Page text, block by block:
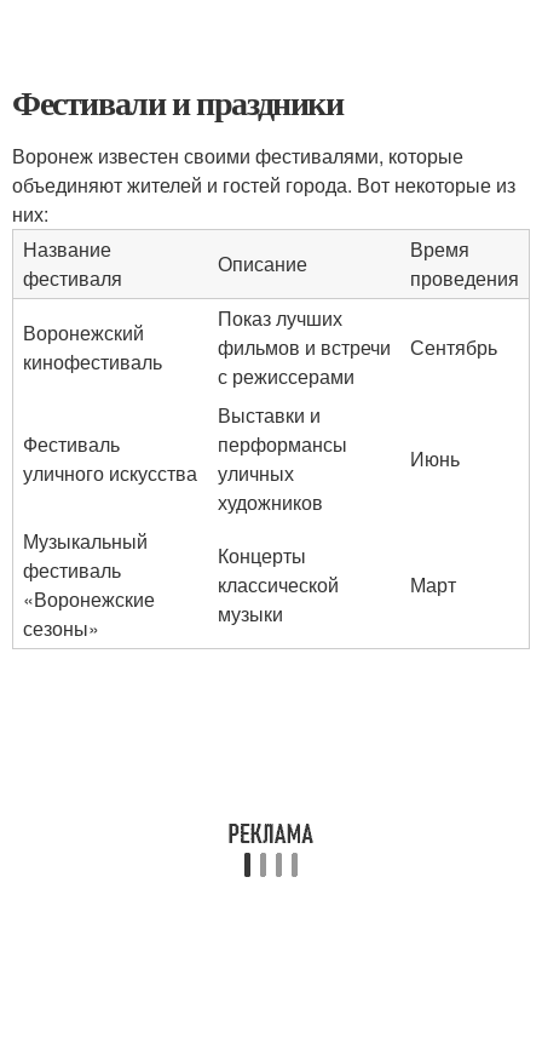
Фестивали и праздники
Воронеж известен своими фестивалями, которые
объединяют жителей и гостей города. Вот некоторые из
них:
Название
фестиваля
Описание
Время
проведения
Воронежский
кинофестиваль
Показ лучших
фильмов и встречи
с режиссерами
Сентябрь
Фестиваль
уличного искусства
Выставки и
перформансы
уличных
художников
Июнь
Музыкальный
фестиваль
«Воронежские
сезоны»
Концерты
классической
музыки
Март